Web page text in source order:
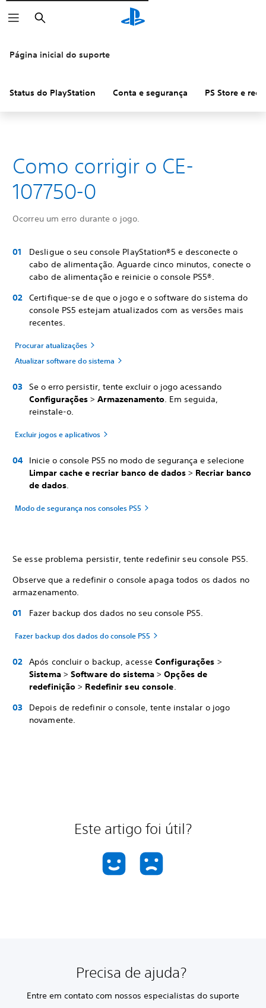
Pesquisar
Página inicial do suporte
Status do PlayStation Conta e segurança PS Store e
Como corrigir o CE-
107750-0
Ocorreu um erro durante o jogo.
Desligue o seu console PlayStation®5 e desconecte o
cabo de alimentação. Aguarde cinco minutos, conecte o
cabo de alimentação e reinicie o console PS5®.
Certifique-se de que o jogo e o software do sistema do
console PS5 estejam atualizados com as versões mais
recentes.
Procurar atualizações
Atualizar software do sistema
Se o erro persistir, tente excluir o jogo acessando
Configurações > Armazenamento. Em seguida,
reinstale-o.
Excluir jogos e aplicativos
Inicie o console PS5 no modo de segurança e selecione
Limpar cache e recriar banco de dados > Recriar banco
de dados.
Modo de segurança nos consoles PS5
Se esse problema persistir, tente redefinir seu console PS5.
Observe que a redefinir o console apaga todos os dados no
armazenamento.
Fazer backup dos dados no seu console PS5.
Fazer backup dos dados do console PS5
Após concluir o backup, acesseConfigurações >
Sistema>Software do sistema>Opções de
redefinição > Redefinir seu console.
Depois de redefinir o console, tente instalar o jogo
novamente.
Este artigo foi útil?
Precisa de ajuda?
Entre em contato com nossos especialistas do suporte